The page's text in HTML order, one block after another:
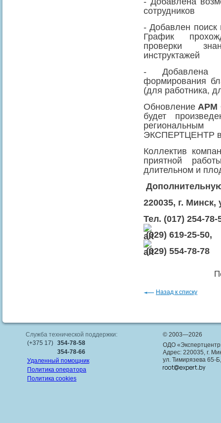
сотрудников
- Добавлен поиск
График
проверки
инструктажей
- Добавлена
формирования
(для работника,
ОбновлениеАРМ
будет
ЭКСПЕРТЦЕНТР
Коллектив
приятной
длительном и
220035, г.
Тел. (017) 254-78-
(029) 619-25-50,
(029) 554-78-78
Назад к списку
Служба технической поддержки:
(+375 17) 354-78-58
354-78-66
Удаленный помощник
Политика оператора
Политика cookies
© 2003—2026
ОДО
Адрес: 220035, г.
ул. Тимирязева 65-